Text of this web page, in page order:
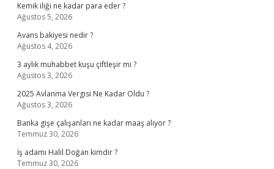
Kemik iliği ne kadar para eder ?
Ağustos 5, 2026
Avans bakiyesi nedir ?
Ağustos 4, 2026
3 aylık muhabbet kuşu çiftleşir mi ?
Ağustos 3, 2026
2025 Avlanma Vergisi Ne Kadar Oldu ?
Ağustos 3, 2026
Banka gişe çalışanları ne kadar maaş alıyor ?
Temmuz 30, 2026
İş adamı Halil Doğan kimdir ?
Temmuz 30, 2026